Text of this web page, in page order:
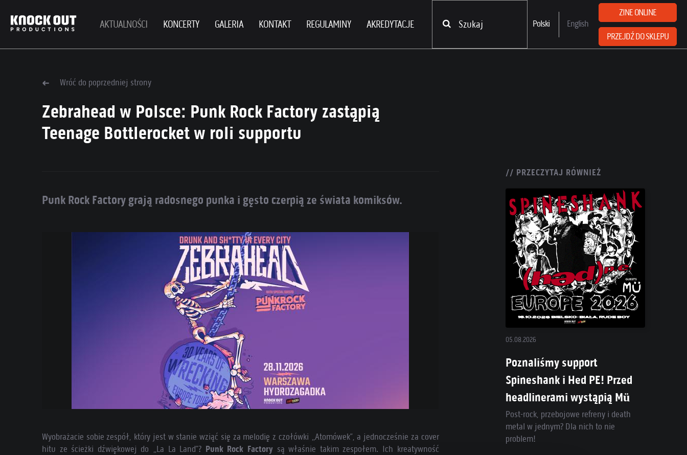
AKTUALNOŚCI KONCERTY GALERIA KONTAKT REGULAMINY AKREDYTACJE Polski English
ZINE ONLINE
PRZEJDŹ DO SKLEPU
Wróć do poprzedniej strony
Zebrahead w Polsce: Punk Rock Factory zastąpią
Teenage Bottlerocket w roli supportu
Punk Rock Factory grają radosnego punka i gęsto czerpią ze świata komiksów.
Wyobrażacie sobie zespół, który jest w stanie wziąć się za melodię z czołówki „Atomówek”, a jednocześnie za cover
hitu ze ścieżki dźwiękowej do „La La Land”? Punk Rock Factory są właśnie takim zespołem. Ich kreatywność
// PRZECZYTAJ RÓWNIEŻ
05.08.2026
Poznaliśmy support
Spineshank i Hed PE! Przed
headlinerami wystąpią Mü
Post-rock, przebojowe refreny i death
metal w jednym? Dla nich to nie
problem!